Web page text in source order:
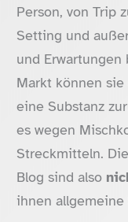
Person, von Trip
Setting und
und
Markt können
eine Substanz
es wegen
Streckmitteln.
Blog sind also
ihnen allgemeine